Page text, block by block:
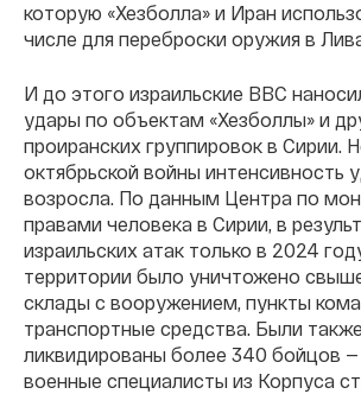
которую «Хезболла» и Иран
числе для переброски оружия в
И до этого израильские ВВС
удары по объектам «Хезболлы» и
проиранских группировок в Сирии.
октябрьской войны интенсивность
возросла. По данным Центра по
правами человека в Сирии, в
израильских атак только в 2024
территории было уничтожено
склады с вооружением, пункты
транспортные средства. Были также
ликвидированы более 340 бойцов —
военные специалисты из Корпуса